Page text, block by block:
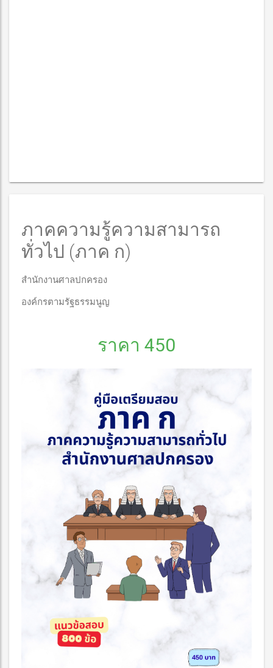
ภาคความรู้ความสามารถ
ทั่วไป (ภาค ก)
สำนักงานศาลปกครอง
องค์กรตามรัฐธรรมนูญ
ราคา 450